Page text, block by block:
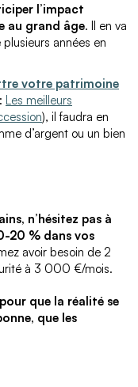
l’impact
au grand âge. Il en va
années en
votre patrimoine
Les meilleurs
), il faudra en
d’argent ou un bien
n’hésitez pas à
20 % dans vos
avoir besoin de 2
à 3 000 €/mois.
que la réalité se
que les